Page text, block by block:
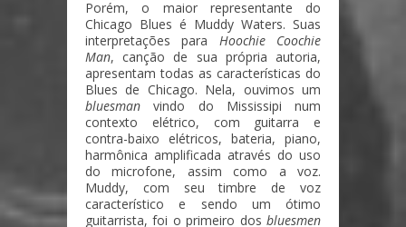
Porém, o maior representante do
Chicago Blues é Muddy Waters. Suas
interpretações para Hoochie Coochie
Man, canção de sua própria autoria,
apresentam todas as características do
Blues de Chicago. Nela, ouvimos um
bluesman vindo do Mississipi num
contexto elétrico, com guitarra e
contra-baixo elétricos, bateria, piano,
harmônica amplificada através do uso
do microfone, assim como a voz.
Muddy, com seu timbre de voz
característico e sendo um ótimo
guitarrista, foi o primeiro dos bluesmen